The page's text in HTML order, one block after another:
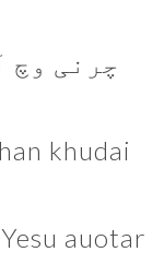
چرنی وچ
khudai
auotar